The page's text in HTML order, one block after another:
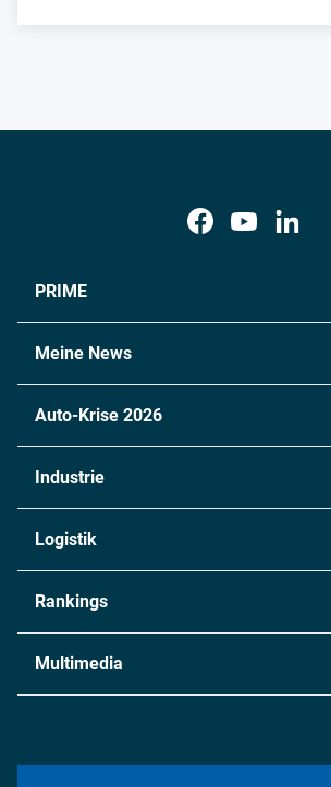
PRIME
Meine News
Auto-Krise 2026
Industrie
Chemie
Metall
Energie
Logistik
Rankings
Multimedia